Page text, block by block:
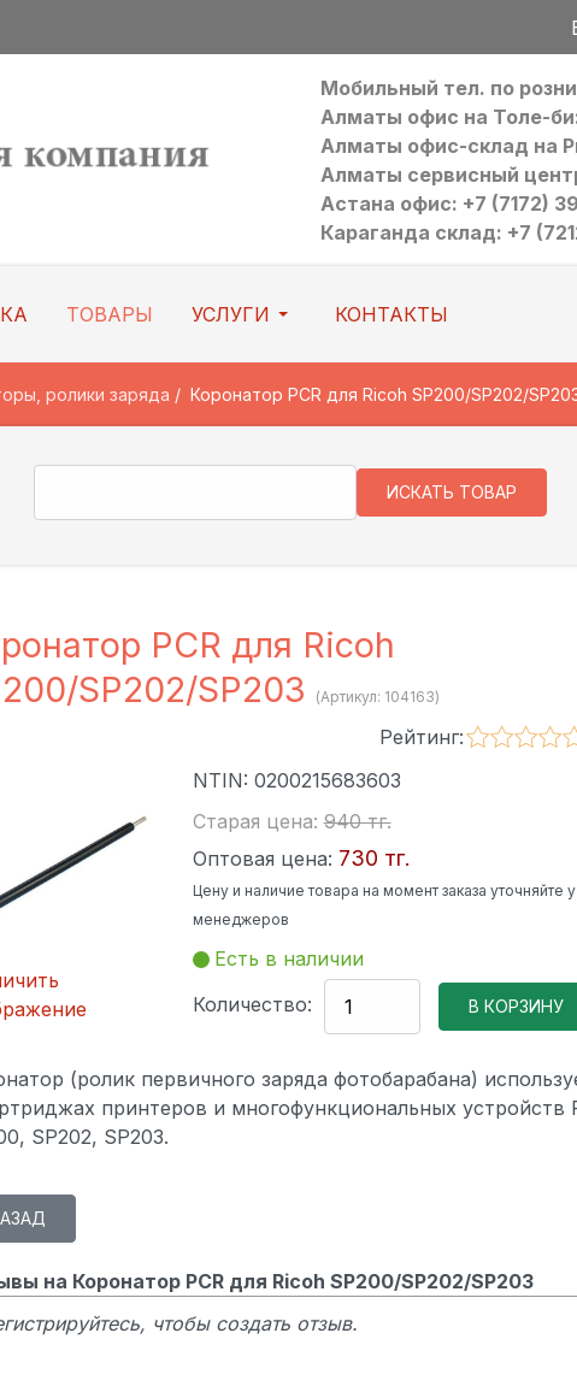
Мобильный тел. по
Алматы офис на Толе-би:
Алматы офис-склад на
Алматы сервисный
Астана офис: +7 (7172)
Караганда склад: +7
ТОВАРЫ УСЛУГИ КОНТАКТЫ
ролики заряда Коронатор PCR для Ricoh SP200/SP202/
PCR для Ricoh
SP202/SP203
(Артикул: 104163)
Рейтинг:
NTIN: 0200215683603
Старая цена:940 тг.
Оптовая цена: 730 тг.
Цену и наличие товара на момент заказа уточняйте у
менеджеров
Есть в наличии
Количество:
(ролик первичного заряда фотобарабана)
принтеров и многофункциональных устройств
SP202, SP203.
на Коронатор PCR для Ricoh SP200/SP202/SP203
чтобы создать отзыв.